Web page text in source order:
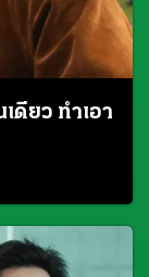
ดียว ทำเอา